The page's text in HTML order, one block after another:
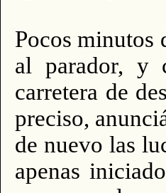
Pocos minutos
al parador, y
carretera de
preciso,
de nuevo las
apenas